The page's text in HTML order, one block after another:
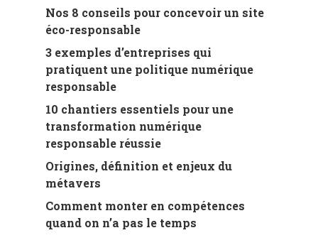
Nos 8 conseils pour concevoir un site
éco-responsable
3 exemples d’entreprises qui
pratiquent une politique numérique
responsable
10 chantiers essentiels pour une
transformation numérique
responsable réussie
Origines, définition et enjeux du
métavers
Comment monter en compétences
quand on n’a pas le temps